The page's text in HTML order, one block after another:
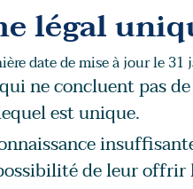
légal
date de mise à jour le
ne concluent pas
est unique.
de leur offrir